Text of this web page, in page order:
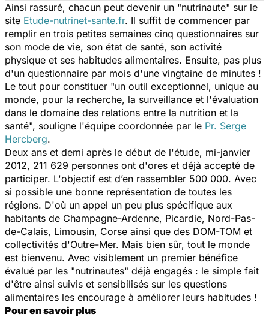
Ainsi rassuré, chacun peut devenir un "nutrinaute" sur le
site Etude-nutrinet-sante.fr. Il suffit de commencer par
remplir en trois petites semaines cinq questionnaires sur
son mode de vie, son état de santé, son activité
physique et ses habitudes alimentaires. Ensuite, pas plus
d'un questionnaire par mois d'une vingtaine de minutes !
Le tout pour constituer "un outil exceptionnel, unique au
monde, pour la recherche, la surveillance et l'évaluation
dans le domaine des relations entre la nutrition et la
santé", souligne l'équipe coordonnée par le Pr. Serge
Hercberg.
Deux ans et demi après le début de l'étude, mi-janvier
2012, 211 629 personnes ont d'ores et déjà accepté de
participer. L'objectif est d’en rassembler 500 000. Avec
si possible une bonne représentation de toutes les
régions. D'où un appel un peu plus spécifique aux
habitants de Champagne-Ardenne, Picardie, Nord-Pas-
de-Calais, Limousin, Corse ainsi que des DOM-TOM et
collectivités d'Outre-Mer. Mais bien sûr, tout le monde
est bienvenu. Avec visiblement un premier bénéfice
évalué par les "nutrinautes" déjà engagés : le simple fait
d'être ainsi suivis et sensibilisés sur les questions
alimentaires les encourage à améliorer leurs habitudes !
Pour en savoir plus